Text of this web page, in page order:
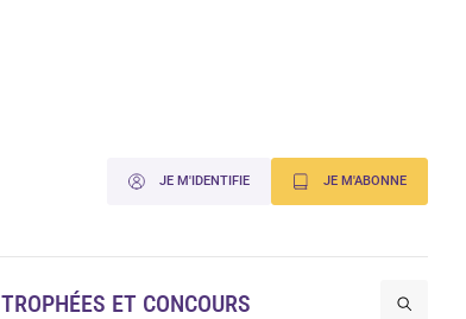
JE M'IDENTIFIE JE M'ABONNE
TROPHÉES ET CONCOURS